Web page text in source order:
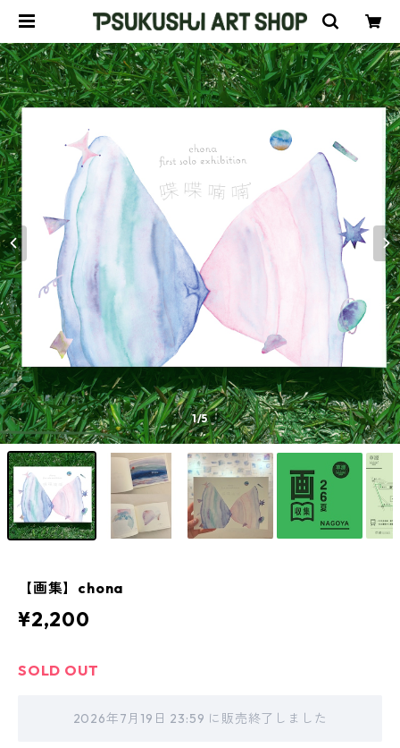
1/5
【画集】chona
¥2,200
SOLD OUT
2026年7月19日 23:59 に販売終了しました